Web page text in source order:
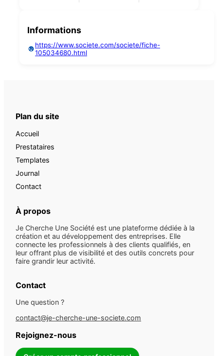
Informations
https://www.societe.com/societe/fiche-
105034680.html
Plan du site
Accueil
Prestataires
Templates
Journal
Contact
À propos
Je Cherche Une Société est une plateforme dédiée à la
création et au développement des entreprises. Elle
connecte les professionnels à des clients qualifiés, en
leur offrant plus de visibilité et des outils concrets pour
faire grandir leur activité.
Contact
Une question ?
contact@je-cherche-une-societe.com
Rejoignez-nous